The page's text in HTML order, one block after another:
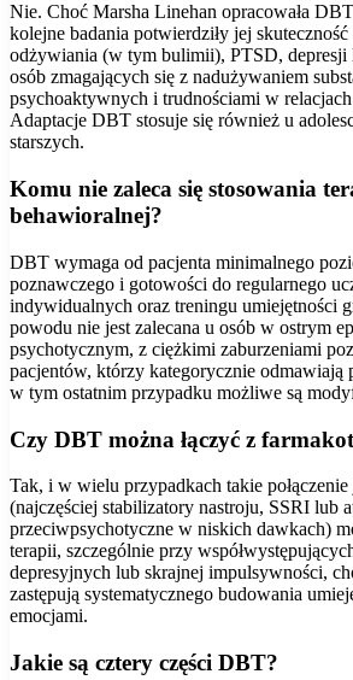
Nie. Choć Marsha Linehan opracowała
kolejne badania potwierdziły jej
odżywiania (w tym bulimii), PTSD, depresji
osób zmagających się z nadużywaniem
psychoaktywnych i trudnościami w
Adaptacje DBT stosuje się również u
starszych.
Komu nie zaleca się stosowania
behawioralnej?
DBT wymaga od pacjenta minimalnego
poznawczego i gotowości do regularnego
indywidualnych oraz treningu umiejętności
powodu nie jest zalecana u osób w ostrym
psychotycznym, z ciężkimi zaburzeniami
pacjentów, którzy kategorycznie odmawiają
w tym ostatnim przypadku możliwe są
Czy DBT można łączyć z
Tak, i w wielu przypadkach takie
(najczęściej stabilizatory nastroju, SSRI lub
przeciwpsychotyczne w niskich dawkach)
terapii, szczególnie przy
depresyjnych lub skrajnej impulsywności,
zastępują systematycznego budowania
emocjami.
Jakie są cztery części DBT?